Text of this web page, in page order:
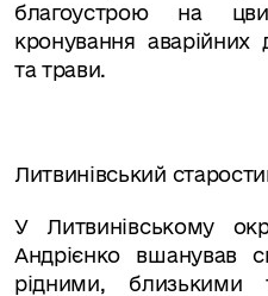
благоустрою на
кронування аварійних
та трави.
Литвинівський
У Литвинівському
Андрієнко вшанував
рідними, близькими